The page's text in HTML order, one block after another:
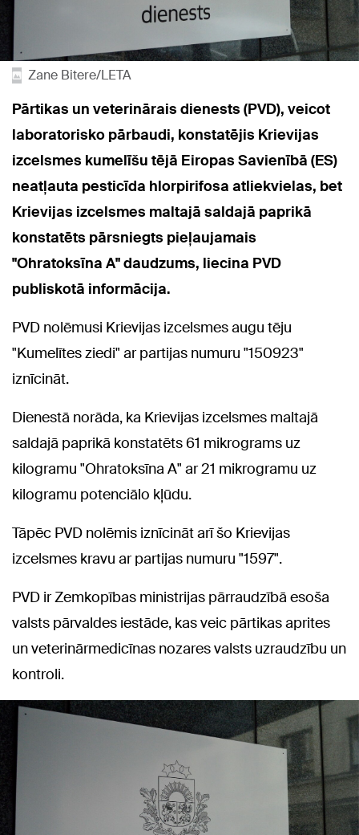
Zane Bitere/LETA
Pārtikas un veterinārais dienests (PVD), veicot
laboratorisko pārbaudi, konstatējis Krievijas
izcelsmes kumelīšu tējā Eiropas Savienībā (ES)
neatļauta pesticīda hlorpirifosa atliekvielas, bet
Krievijas izcelsmes maltajā saldajā paprikā
konstatēts pārsniegts pieļaujamais
"Ohratoksīna A" daudzums, liecina PVD
publiskotā informācija.
PVD nolēmusi Krievijas izcelsmes augu tēju
"Kumelītes ziedi" ar partijas numuru "150923"
iznīcināt.
Dienestā norāda, ka Krievijas izcelsmes maltajā
saldajā paprikā konstatēts 61 mikrograms uz
kilogramu "Ohratoksīna A" ar 21 mikrogramu uz
kilogramu potenciālo kļūdu.
Tāpēc PVD nolēmis iznīcināt arī šo Krievijas
izcelsmes kravu ar partijas numuru "1597".
PVD ir Zemkopības ministrijas pārraudzībā esoša
valsts pārvaldes iestāde, kas veic pārtikas aprites
un veterinārmedicīnas nozares valsts uzraudzību un
kontroli.